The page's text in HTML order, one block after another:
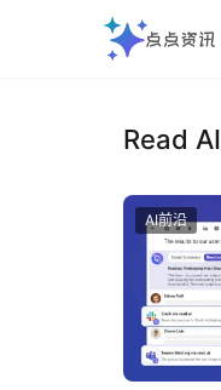
Read AI
AI前沿